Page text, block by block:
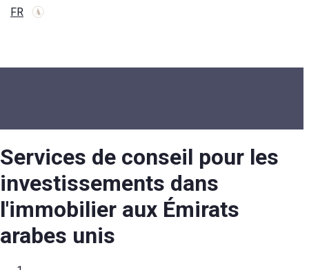
FR
Services de conseil pour les
investissements dans
l'immobilier aux Émirats
arabes unis